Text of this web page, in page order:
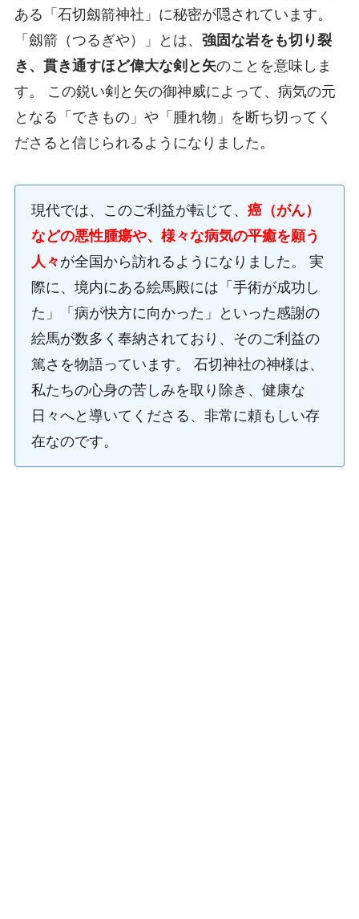
ある「石切劔箭神社」に秘密が隠されています。
「劔箭（つるぎや）」とは、 強固な岩をも切り裂
き、貫き通すほど偉大な剣と矢のことを意味しま
す。 この鋭い剣と矢の御神威によって、病気の元
となる「できもの」や「腫れ物」を断ち切ってく
ださると信じられるようになりました。
現代では、このご利益が転じて、 癌（がん）
などの悪性腫瘍や、様々な病気の平癒を願う
人々 が全国から訪れるようになりました。 実
際に、境内にある絵馬殿には「手術が成功し
た」「病が快方に向かった」といった感謝の
絵馬が数多く奉納されており、そのご利益の
篤さを物語っています。 石切神社の神様は、
私たちの心身の苦しみを取り除き、健康な
日々へと導いてくださる、非常に頼もしい存
在なのです。